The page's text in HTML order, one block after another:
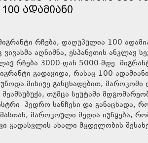
ᲐᲓᲐᲛᲘᲐᲜᲘ
რჩება, დაღუპულია 100
აღნიშნა, ესპანეთის ანკლავ
რჩება 3000-დან 5000-მდე
გადავიდა, რასაც 100
განცხადებით,
თუმცა სეუტაში
პედრო სანჩესი და განაცხადა,
მაროკოული მედია იუწყება,
გადასვლის ახალი მცდელობის